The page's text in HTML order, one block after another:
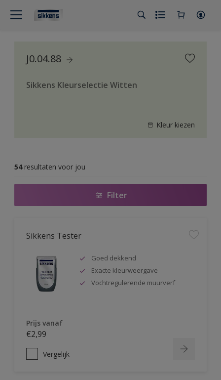
J0.04.88
Sikkens Kleurselectie Witten
Kleur kiezen
54 resultaten voor jou
Filter
Sikkens Tester
Goed dekkend
Exacte kleurweergave
Vochtregulerende muurverf
Prijs vanaf
€2,99
Vergelijk